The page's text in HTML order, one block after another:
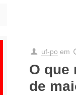
uf-po em
O que
de